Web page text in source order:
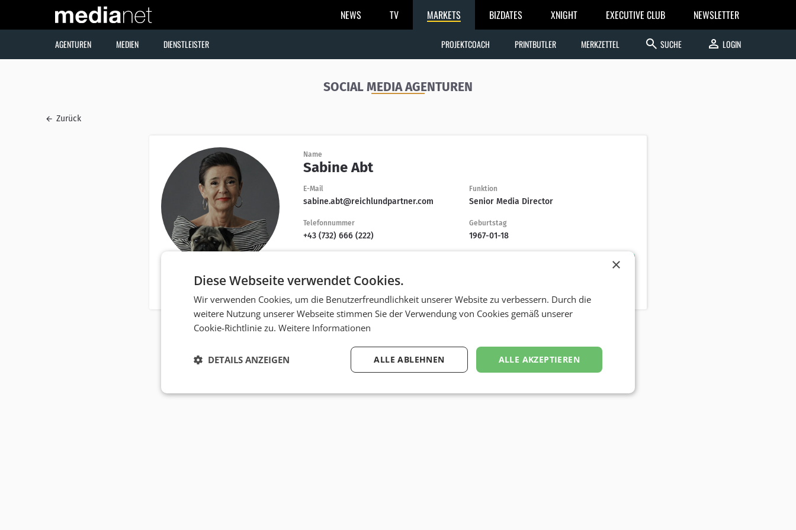
NEWS TV MARKETS BIZDATES XNIGHT EXECUTIVE CLUB NEWSLETTER
AGENTUREN MEDIEN DIENSTLEISTER PROJEKTCOACH PRINTBUTLER MERKZETTEL search SUCHE person LOGIN
SOCIAL MEDIA AGENTUREN
Zurück
Name
Sabine Abt
E-Mail
sabine.abt@reichlundpartner.com
Funktion
Senior Media Director
Telefonnummer
+43 (732) 666 (222)
Geburtstag
1967-01-18
×
Diese Webseite verwendet Cookies.
Wir verwenden Cookies, um die Benutzerfreundlichkeit unserer Website zu verbessern. Durch die
weitere Nutzung unserer Webseite stimmen Sie der Verwendung von Cookies gemäß unserer
Cookie-Richtlinie zu. Weitere Informationen
ALLE AKZEPTIEREN
ALLE ABLEHNEN
DETAILS ANZEIGEN